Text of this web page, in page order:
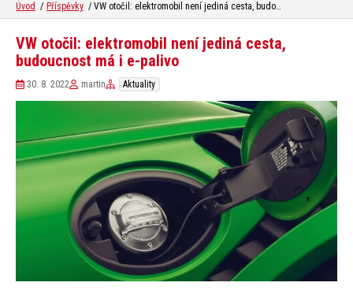
Úvod Příspěvky VW otočil: elektromobil není jediná cesta, budoucnost má i e-palivo
VW otočil: elektromobil není jediná cesta,
budoucnost má i e-palivo
30. 8. 2022 martin Aktuality